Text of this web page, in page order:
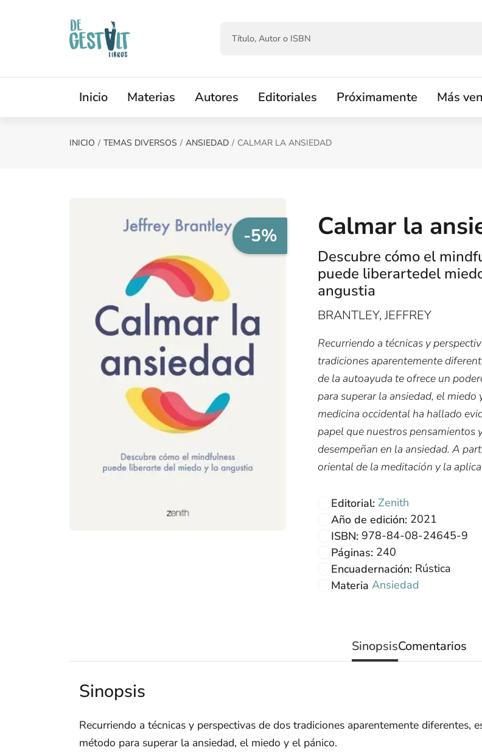
Inicio Materias Autores Editoriales Próximamente Más
INICIO TEMAS DIVERSOS ANSIEDAD CALMAR LA ANSIEDAD
-5% Calmar la
Descubre cómo el
puede liberartedel
angustia
BRANTLEY, JEFFREY
Recurriendo a técnicas y
tradiciones aparentemente
de la autoayuda te ofrece un
para superar la ansiedad, el miedo
medicina occidental ha hallado
papel que nuestros pensamientos
desempeñan en la ansiedad. A
oriental de la meditación y la
Editorial: Zenith
Año de edición: 2021
ISBN: 978-84-08-24645-9
Páginas: 240
Encuadernación: Rústica
Materia Ansiedad
SinopsisComentarios
Sinopsis
Recurriendo a técnicas y perspectivas de dos tradiciones aparentemente diferentes,
método para superar la ansiedad, el miedo y el pánico.